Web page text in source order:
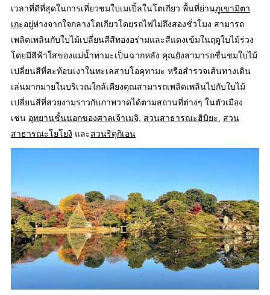
เวลาที่ดีที่สุดในการเที่ยวชมใบเมเปิ้ลในโตเกียว พื้นที่ย่านภูเขามิตา
เกะอยู่ห่างจากใจกลางโตเกียวโดยรถไฟไม่ถึงสองชั่วโมง สามารถ
เพลิดเพลินกับใบไม้เปลี่ยนสีสีทองอร่ามและสีแดงเข้มในฤดูใบไม้ร่วง
โดยมีสีฟ้าใสของแม่น้ำทามะเป็นฉากหลัง คุณยังสามารถชื่นชมใบไม้
เปลี่ยนสีที่สะท้อนเงาในทะเลสาบโอคุทามะ หรือสำรวจเส้นทางเดิน
เล่นมากมายในบริเวณใกล้เคียงคุณสามารถเพลิดเพลินไปกับใบไม้
เปลี่ยนสีที่สวยงามราวกับภาพวาดได้ตามสถานที่ต่างๆ ในตัวเมือง
เช่น อุทยานชั้นนอกของศาลเจ้าเมจิ สวนสาธารณะฮิบิยะ
สวน
สาธารณะโยโยงิ และสวนริคุกิเอน